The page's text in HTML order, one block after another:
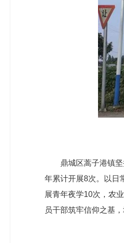
鼎城区蒿子港镇
年累计开展8次。以日
展青年夜学10次，农
员干部筑牢信仰之基